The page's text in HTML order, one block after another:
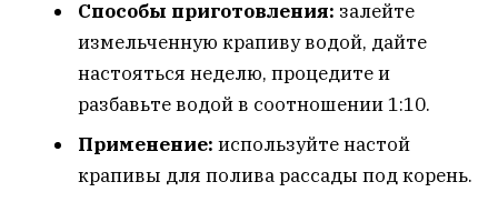
Способы приготовления: залейте
измельченную крапиву водой, дайте
настояться неделю, процедите и
разбавьте водой в соотношении 1:10.
Применение: используйте настой
крапивы для полива рассады под корень.